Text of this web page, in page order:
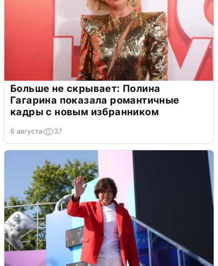
Больше не скрывает: Полина
Гагарина показала романтичные
кадры с новым избранником
6 августа 37